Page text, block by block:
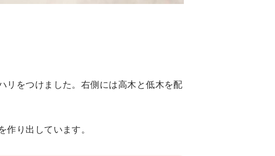
リをつけました。右側には高木と低木を配
り出しています。